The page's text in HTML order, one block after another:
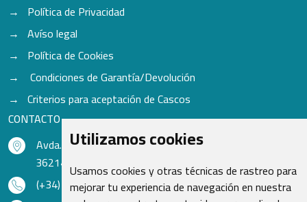
Utilizamos cookies
Usamos cookies y otras técnicas de rastreo para
mejorar tu experiencia de navegación en nuestra
Política de Privacidad
Avíso legal
Política de Cookies
Condiciones de Garantía/Devolución
Criterios para aceptación de Cascos
CONTACTO
Avda. do Freixo - Sardoma, 13
36214 Vigo - Pontevedra - España
(+34) 986 48 16 33